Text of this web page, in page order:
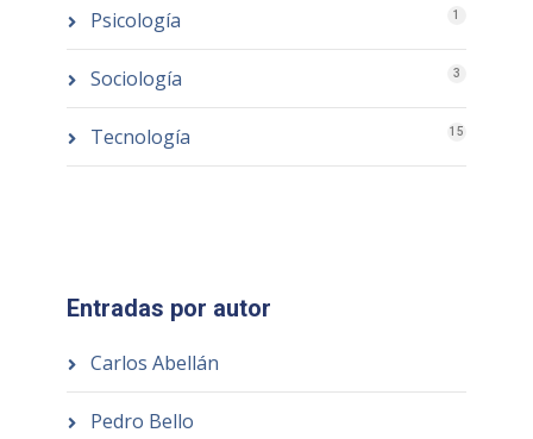
Psicología 1
Sociología 3
Tecnología 15
Entradas por autor
Carlos Abellán
Pedro Bello